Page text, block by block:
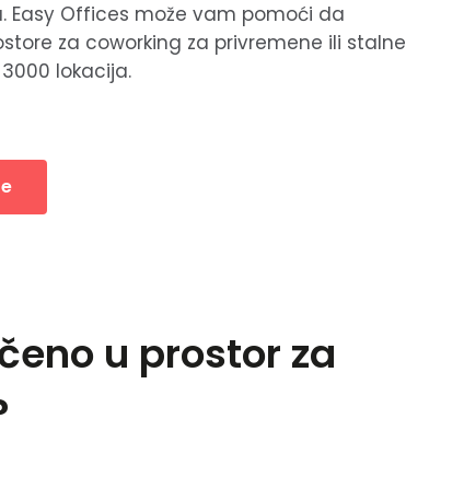
Easy Offices može vam pomoći da
za coworking za privremene ili stalne
lokacija.
u prostor za